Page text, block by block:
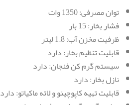
توان مصرفی: 1350 وات
فشار بخار: 15 بار
ظرفیت مخزن آب: 1.8 لیتر
قابلیت تنظیم بخار: دارد
سیستم گرم کن فنجان: دارد
نازل بخار: دارد
قابلیت تهیه کاپوچینو و لاته ماکیاتو: دارد